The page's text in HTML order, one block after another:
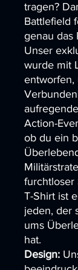
tragen?
Battlefield
genau das
Unser
wurde mit
entworfen,
Action-
ob du ein
furchtloser
T-Shirt ist
jeden, der
ums
hat.
Design: